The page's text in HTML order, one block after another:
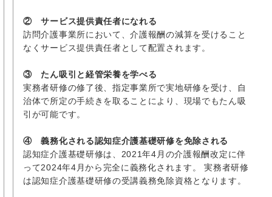
② サービス提供責任者になれる
訪問介護事業所において、介護報酬の減算を受けること
なくサービス提供責任者として配置されます。
③ たん吸引と経管栄養を学べる
実務者研修の修了後、指定事業所で実地研修を受け、自
治体で所定の手続きを取ることにより、現場でもたん吸
引が可能です。
④ 義務化される認知症介護基礎研修を免除される
認知症介護基礎研修は、2021年4月の介護報酬改定に伴
って2024年4月から完全に義務化されます。 実務者研修
は認知症介護基礎研修の受講義務免除資格となります。